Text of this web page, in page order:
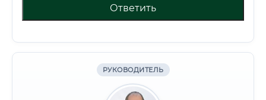
Ответить
РУКОВОДИТЕЛЬ